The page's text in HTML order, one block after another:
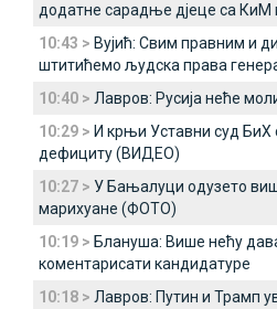
додатне сарадње дјеце са
10:43 > Вујић: Свим правним и
штитићемо људска права
10:40 > Лавров: Русија неће
10:29 > И крњи Уставни суд БиХ
дефициту (ВИДЕО)
10:27 > У Бањалуци одузето
марихуане (ФОТО)
10:19 > Блануша: Више нећу
коментарисати кандидатуре
10:18 > Лавров: Путин и Трамп